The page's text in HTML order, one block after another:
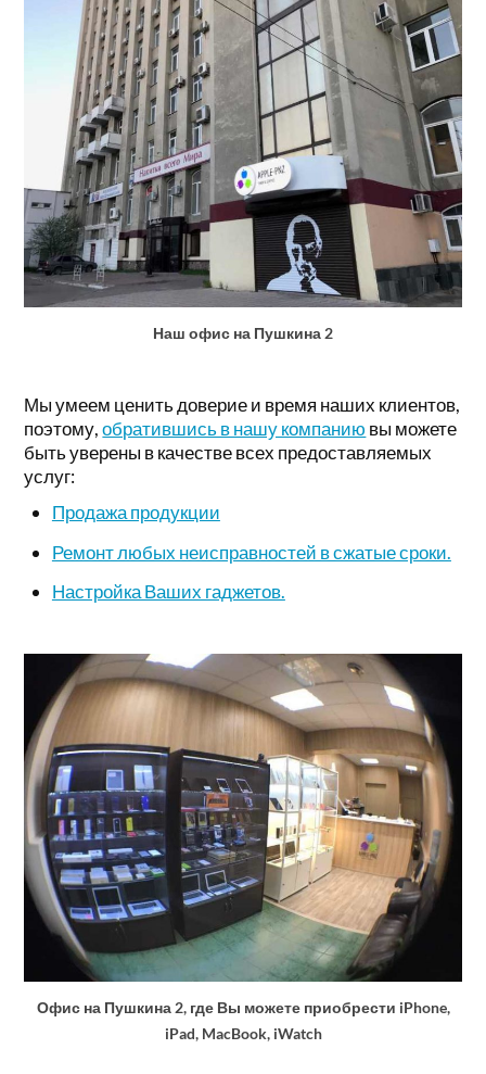
Наш офис на Пушкина 2
Мы умеем ценить доверие и время наших клиентов,
поэтому,обратившись в нашу компанию вы можете
быть уверены в качестве всех предоставляемых
услуг:
Продажа продукции
Ремонт любых неисправностей в сжатые сроки.
Настройка Ваших гаджетов.
Офис на Пушкина 2, где Вы можете приобрести iPhone,
iPad, MacBook, iWatch